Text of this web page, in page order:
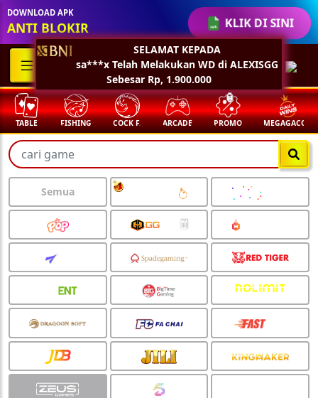
SELAMAT KEPADA
sa***x Telah Melakukan WD di ALEXISGG
Sebesar Rp, 1.900.000
🏮
🏮
KLIK DI SINI
DOWNLOAD APK
ANTI BLOKIR
TABLE FISHING COCK F. ARCADE PROMO MEGAGACOR
Semua